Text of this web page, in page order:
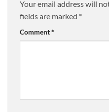
Your email address will
fields are marked *
Comment*